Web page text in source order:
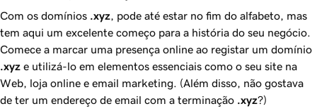
Com os domínios .xyz , pode até estar no fim do alfabeto, mas
tem aqui um excelente começo para a história do seu negócio.
Comece a marcar uma presença online ao registar um domínio
.xyz e utilizá-lo em elementos essenciais como o seu site na
Web, loja online e email marketing. (Além disso, não gostava
de ter um endereço de email com a terminação .xyz?)